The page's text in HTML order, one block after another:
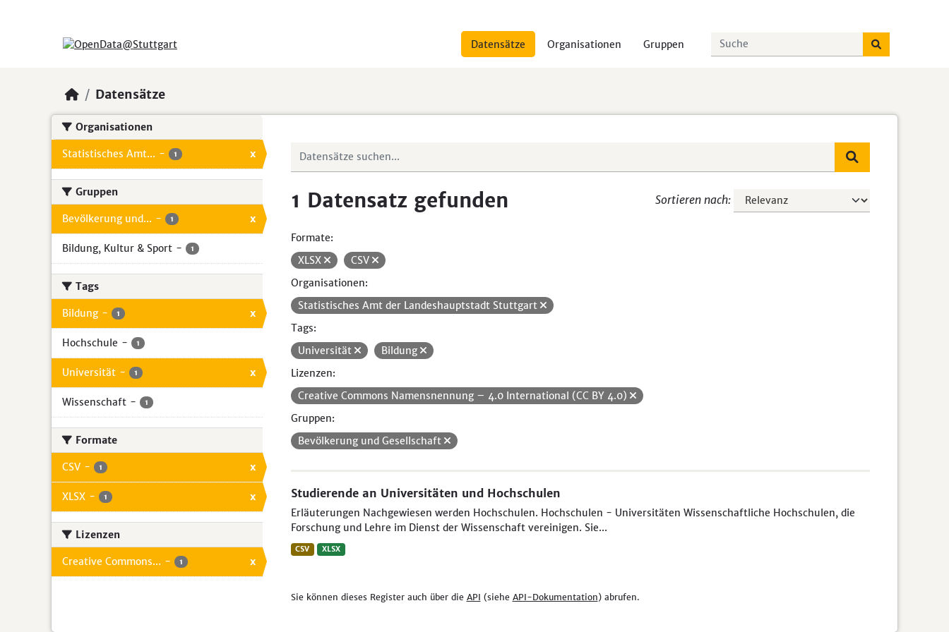
Datensätze Organisationen Gruppen
Datensätze
Organisationen
Statistisches Amt... - 1 x
Gruppen
Bevölkerung und... - 1 x
Bildung, Kultur & Sport - 1
Tags
Bildung - 1 x
Hochschule - 1
Universität - 1 x
Wissenschaft - 1
Formate
CSV - 1 x
XLSX - 1 x
Lizenzen
Creative Commons... - 1 x
Sortieren nach
1 Datensatz gefunden
Formate:
XLSX
CSV
Organisationen:
Statistisches Amt der Landeshauptstadt Stuttgart
Tags:
Universität
Bildung
Lizenzen:
Creative Commons Namensnennung – 4.0 International (CC BY 4.0)
Gruppen:
Bevölkerung und Gesellschaft
Studierende an Universitäten und Hochschulen
Erläuterungen Nachgewiesen werden Hochschulen. Hochschulen - Universitäten Wissenschaftliche Hochschulen, die
Forschung und Lehre im Dienst der Wissenschaft vereinigen. Sie...
CSV XLSX
Sie können dieses Register auch über die API (siehe API-Dokumentation) abrufen.